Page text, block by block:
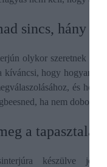
sincs, hány
olykor szeretnek
kíváncsi, hogy hogyan
és
ha nem dobod
a
készülve jó,